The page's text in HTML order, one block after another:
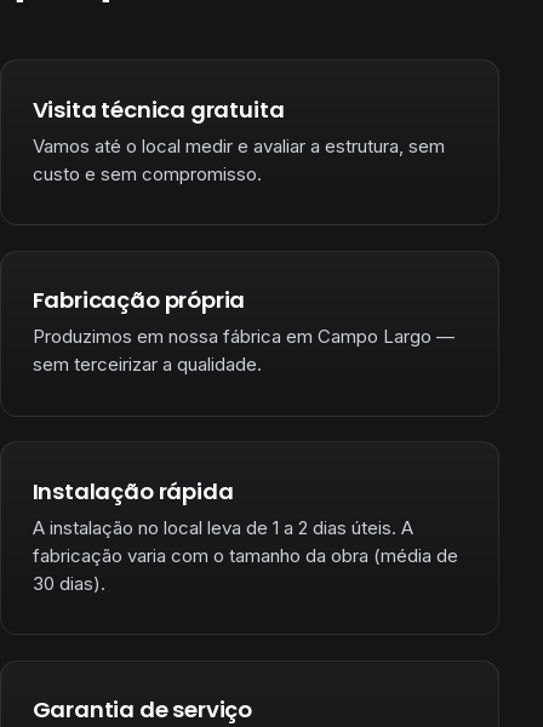
Visita técnica gratuita
Vamos até o local medir e avaliar a estrutura, sem
custo e sem compromisso.
Fabricação própria
Produzimos em nossa fábrica em Campo Largo —
sem terceirizar a qualidade.
Instalação rápida
A instalação no local leva de 1 a 2 dias úteis. A
fabricação varia com o tamanho da obra (média de
30 dias).
Garantia de serviço